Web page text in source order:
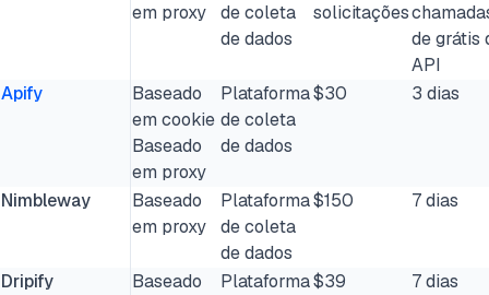
em proxy
de coleta
de dados
solicitações
de grátis
API
Apify
Baseado
em cookie
Baseado
em proxy
Plataforma
de coleta
de dados
$30 3 dias
Nimbleway
Baseado
em proxy
Plataforma
de coleta
de dados
$150 7 dias
Dripify
Baseado
Plataforma$39 7 dias